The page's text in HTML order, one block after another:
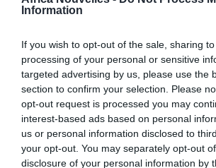
Information
If you wish to opt-out of the sale, sharing
processing of your personal or sensitive
targeted advertising by us, please use the
section to confirm your selection. Please
opt-out request is processed you may
interest-based ads based on personal
us or personal information disclosed to
your opt-out. You may separately opt-out
disclosure of your personal information by
Monténégro, Niger, Nigeria,
Tunisie, Ukraine;
1.500ressortissants de pays
accords de coopération en
entreront en vigueur en 2020.
CONVERSIONS DE PERMIS